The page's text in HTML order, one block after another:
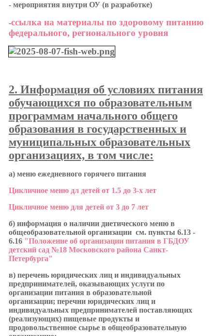
- мероприятия внутри ОУ (в разработке)
-ссылка на материалы по здоровому питанию
федерального, регионального уровня
2. Информация об условиях питания
обучающихся по образовательным
программам начального общего
образования в государственных и
муниципальных образовательных
организациях, в том числе:
а) меню ежедневного горячего питания
Цикличное меню дл детей от 1.5 до 3-х лет
Цикличное меню для детей от 3 до 7 лет
б) информация о наличии диетического меню в
общеобразовательной организации см. пункты 6.13 -
6.16 "Положение об организации питания в ГБДОУ
детский сад №18 Московского района Санкт-
Петербурга"
в) перечень юридических лиц и индивидуальных
предпринимателей, оказывающих услуги по
организации питания в образовательной
организации; перечни юридических лиц и
индивидуальных предпринимателей поставляющих
(реализующих) пищевые продукты и
продовольственное сырье в общеобразовательную